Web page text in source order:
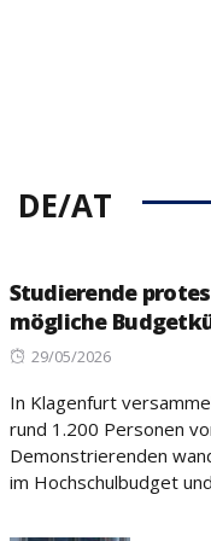
DE/AT
Studierende
mögliche
Posted
29/05/2026
In Klagenfurt
rund 1.200 Personen
Demonstrierenden
im Hochschulbudget